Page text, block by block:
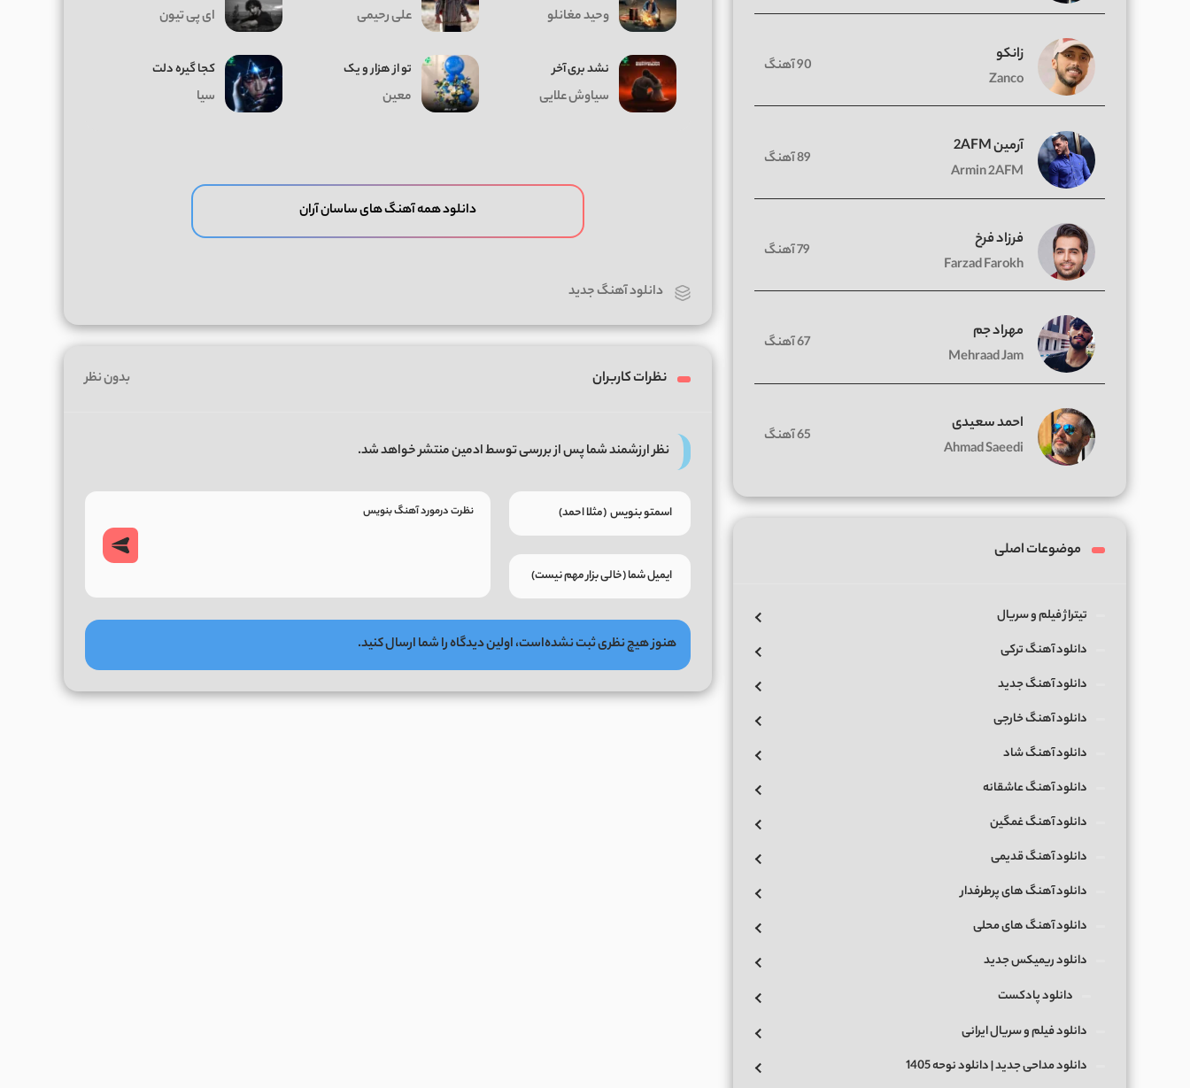
وحید مغانلو علی رحیمی ای پی تیون
نشد بری آخر
سیاوش علایی
تو از هزار و یک
معین
کجا گیره دلت
سیا
دانلود همه آهنگ های ساسان آران
دانلود آهنگ جدید
نظرات کاربران بدون نظر
نظر ارزشمند شما پس از بررسی توسط ادمین منتشر خواهد شد.
هنوز هیچ نظری ثبت نشده‌است، اولین دیدگاه را شما ارسال کنید.
زانکو
Zanco
90 آهنگ
آرمین 2AFM
Armin 2AFM
89 آهنگ
فرزاد فرخ
Farzad Farokh
79 آهنگ
مهراد جم
Mehraad Jam
67 آهنگ
احمد سعیدی
Ahmad Saeedi
65 آهنگ
موضوعات اصلی
تیتراژ فیلم و سریال
دانلود آهنگ ترکی
دانلود آهنگ جدید
دانلود آهنگ خارجی
دانلود آهنگ شاد
دانلود آهنگ عاشقانه
دانلود آهنگ غمگین
دانلود آهنگ قدیمی
دانلود آهنگ های پرطرفدار
دانلود آهنگ های محلی
دانلود ریمیکس جدید
دانلود پادکست
دانلود فیلم و سریال ایرانی
دانلود مداحی جدید | دانلود نوحه 1405